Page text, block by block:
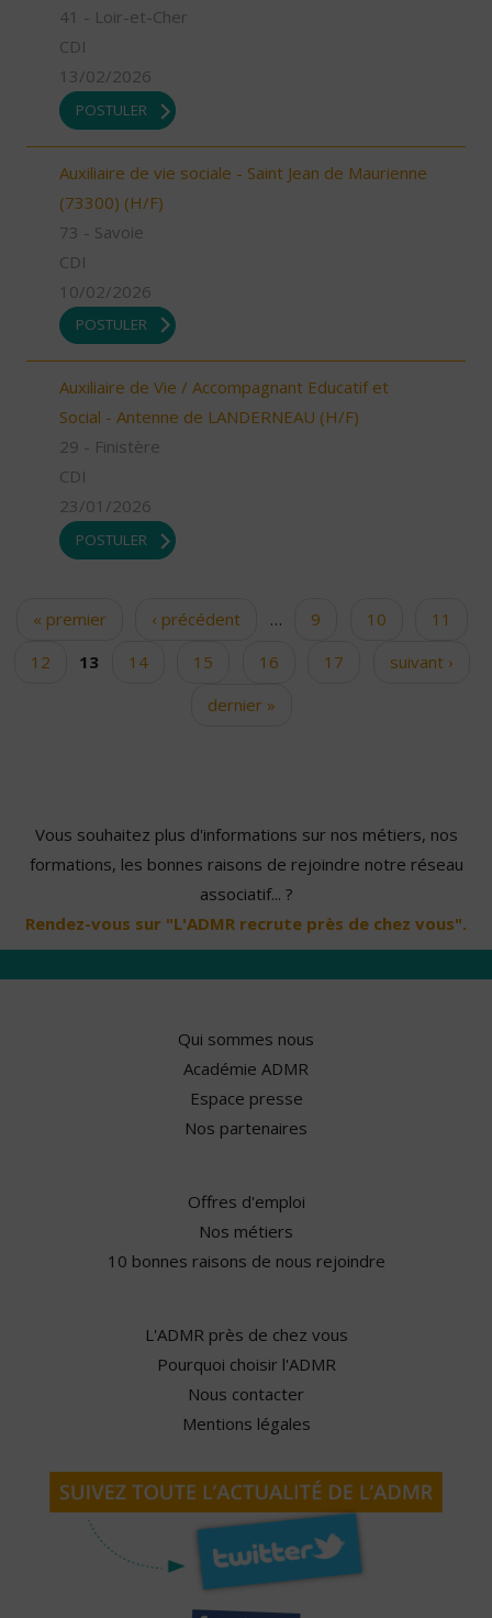
41 - Loir-et-Cher
CDI
13/02/2026
POSTULER
Auxiliaire de vie sociale - Saint Jean de Maurienne
(73300) (H/F)
73 - Savoie
CDI
10/02/2026
POSTULER
Auxiliaire de Vie / Accompagnant Educatif et
Social - Antenne de LANDERNEAU (H/F)
29 - Finistère
CDI
23/01/2026
POSTULER
Pages
« premier ‹ précédent … 9 10
11
12
13 14 15 16 17
suivant ›
dernier »
Vous souhaitez plus d'informations sur nos métiers, nos
formations, les bonnes raisons de rejoindre notre réseau
associatif... ?
Rendez-vous sur "L'ADMR recrute près de chez vous".
Qui sommes nous
Académie ADMR
Espace presse
Nos partenaires
Offres d'emploi
Nos métiers
10 bonnes raisons de nous rejoindre
L'ADMR près de chez vous
Pourquoi choisir l'ADMR
Nous contacter
Mentions légales